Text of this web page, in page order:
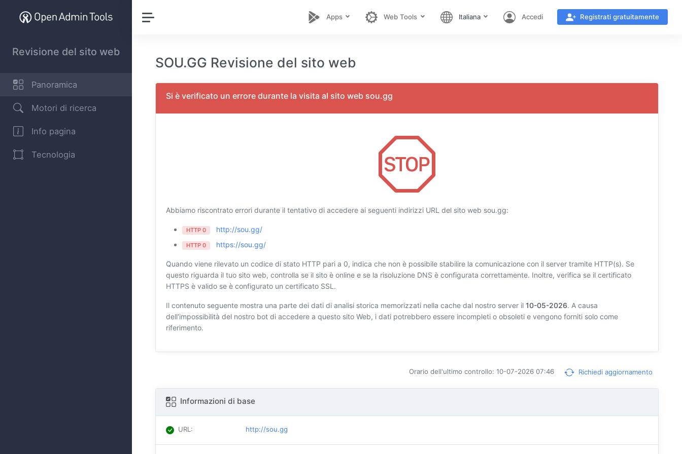
Revisione del sito web
Panoramica
Motori di ricerca
Info pagina
Tecnologia
Apps Web Tools Italiana Accedi Registrati gratuitamente
SOU.GG Revisione del sito web
Si è verificato un errore durante la visita al sito web sou.gg
Abbiamo riscontrato errori durante il tentativo di accedere ai seguenti indirizzi URL del sito web sou.gg:
HTTP 0 http://sou.gg/
HTTP 0 https://sou.gg/
Quando viene rilevato un codice di stato HTTP pari a 0, indica che non è possibile stabilire la comunicazione con il server tramite HTTP(s). Se
questo riguarda il tuo sito web, controlla se il sito è online e se la risoluzione DNS è configurata correttamente. Inoltre, verifica se il certificato
HTTPS è valido se è configurato un certificato SSL.
Il contenuto seguente mostra una parte dei dati di analisi storica memorizzati nella cache dal nostro server il 10-05-2026. A causa
dell'impossibilità del nostro bot di accedere a questo sito Web, i dati potrebbero essere incompleti o obsoleti e vengono forniti solo come
riferimento.
Orario dell'ultimo controllo: 10-07-2026 07:46 Richiedi aggiornamento
Informazioni di base
URL: http://sou.gg